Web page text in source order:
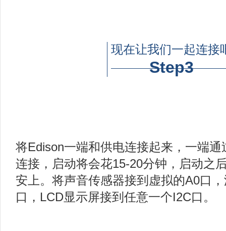
现在让我们一起连接
Step3
将Edison一端和供电连接起来，一端
连接，启动将会花15-20分钟，启动之
安上。将声音传感器接到虚拟的A0口
口，LCD显示屏接到任意一个I2C口。